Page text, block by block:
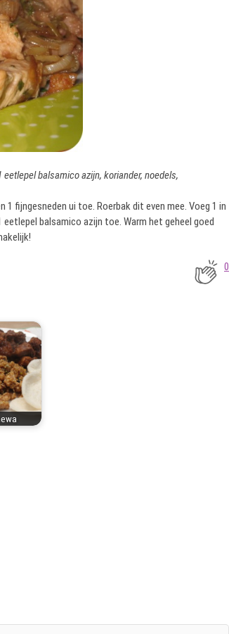
balsamico azijn, koriander, noedels,
fijngesneden ui toe. Roerbak dit even mee. Voeg 1 in
balsamico azijn toe. Warm het geheel goed
0